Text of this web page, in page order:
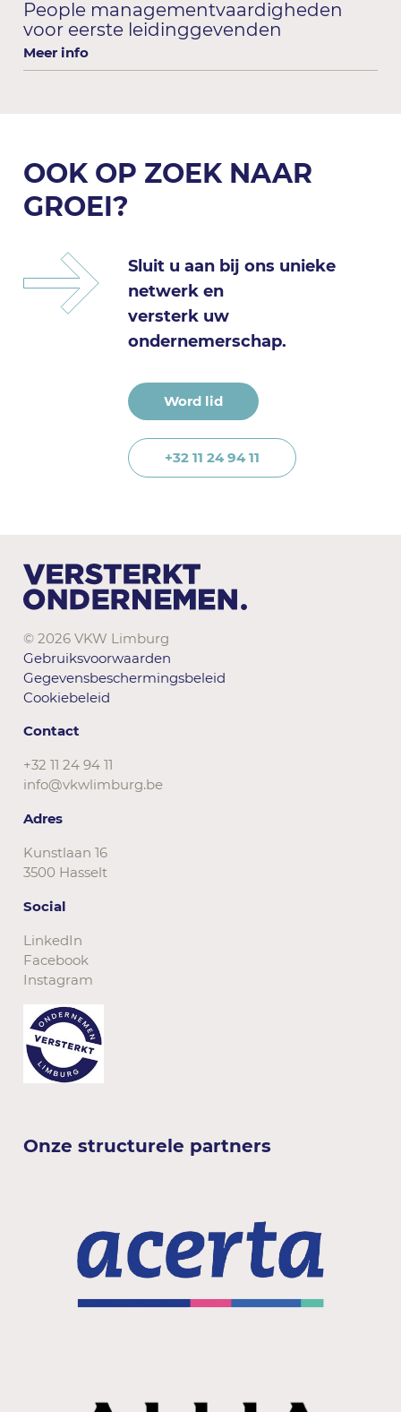
People managementvaardigheden
voor eerste leidinggevenden
Meer info
OOK OP ZOEK NAAR
GROEI?
Sluit u aan bij ons unieke
netwerk en
versterk uw
ondernemerschap.
Word lid
+32 11 24 94 11
© 2026 VKW Limburg
Gebruiksvoorwaarden
Gegevensbeschermingsbeleid
Cookiebeleid
Contact
+32 11 24 94 11
info@vkwlimburg.be
Adres
Kunstlaan 16
3500 Hasselt
Social
LinkedIn
Facebook
Instagram
Onze structurele partners